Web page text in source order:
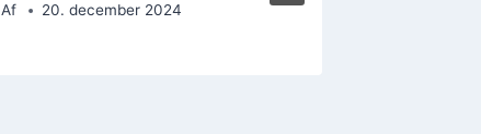
Af 20. december 2024